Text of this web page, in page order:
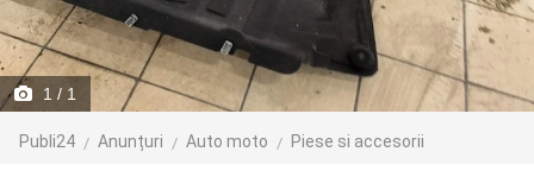
1 / 1
Publi24 Anunțuri Auto moto Piese si accesorii